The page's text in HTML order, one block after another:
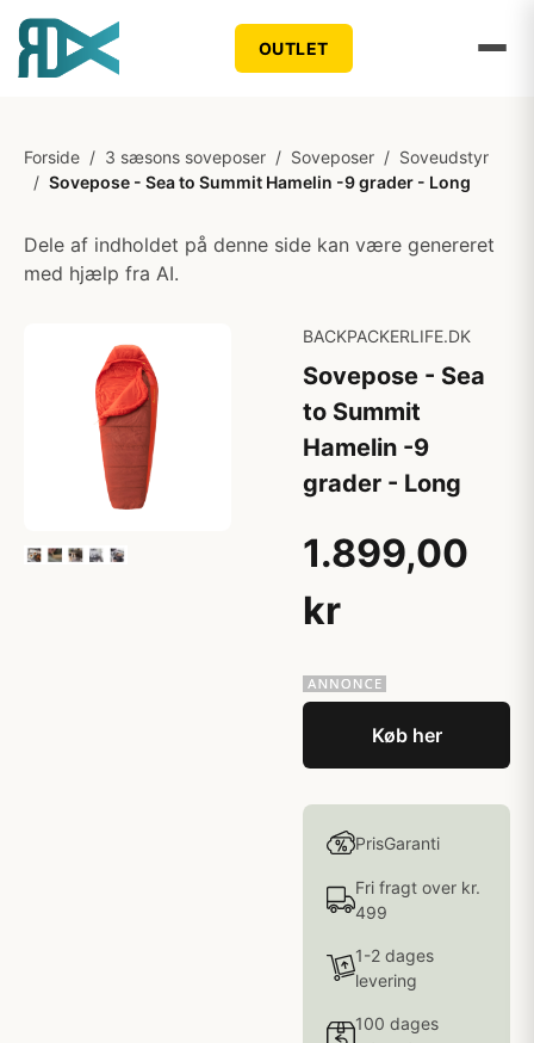
OUTLET
Forside / 3 sæsons soveposer / Soveposer / Soveudstyr
/ Sovepose - Sea to Summit Hamelin -9 grader - Long
Dele af indholdet på denne side kan være genereret
med hjælp fra AI.
BACKPACKERLIFE.DK
Sovepose - Sea
to Summit
Hamelin -9
grader - Long
1.899,00
kr
Køb her
PrisGaranti
Fri fragt over kr.
499
1-2 dages
levering
100 dages